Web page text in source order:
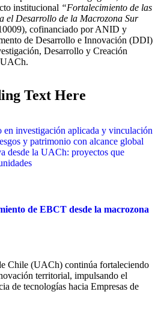
institucional “Fortalecimiento de las
el Desarrollo de la Macrozona Sur
cofinanciado por ANID y
de Desarrollo e Innovación (DDI)
Desarrollo y Creación
Text Here
investigación aplicada y vinculación
y patrimonio con alcance global
desde la UACh: proyectos que
de EBCT desde la macrozona
Chile (UACh) continúa fortaleciendo
territorial, impulsando el
de tecnologías hacia Empresas de